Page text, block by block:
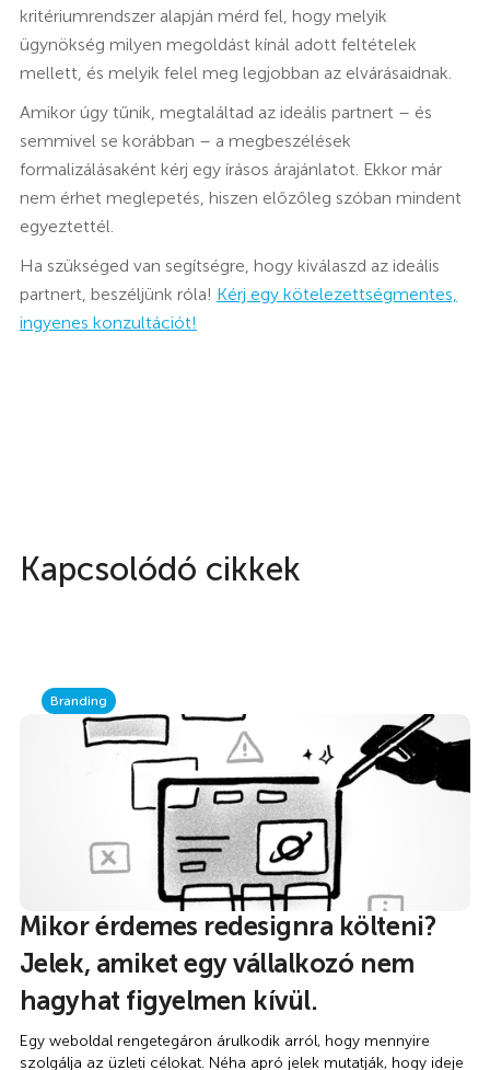
kritériumrendszer alapján mérd fel, hogy melyik
ügynökség milyen megoldást kínál adott feltételek
mellett, és melyik felel meg legjobban az elvárásaidnak.
Amikor úgy tűnik, megtaláltad az ideális partnert – és
semmivel se korábban – a megbeszélések
formalizálásaként kérj egy írásos árajánlatot. Ekkor már
nem érhet meglepetés, hiszen előzőleg szóban mindent
egyeztettél.
Ha szükséged van segítségre, hogy kiválaszd az ideális
partnert, beszéljünk róla! Kérj egy kötelezettségmentes,
ingyenes konzultációt!
Kapcsolódó cikkek
Branding
Mikor érdemes redesignra költeni?
Jelek, amiket egy vállalkozó nem
hagyhat figyelmen kívül.
Egy weboldal rengetegáron árulkodik arról, hogy mennyire
szolgálja az üzleti célokat. Néha apró jelek mutatják, hogy ideje